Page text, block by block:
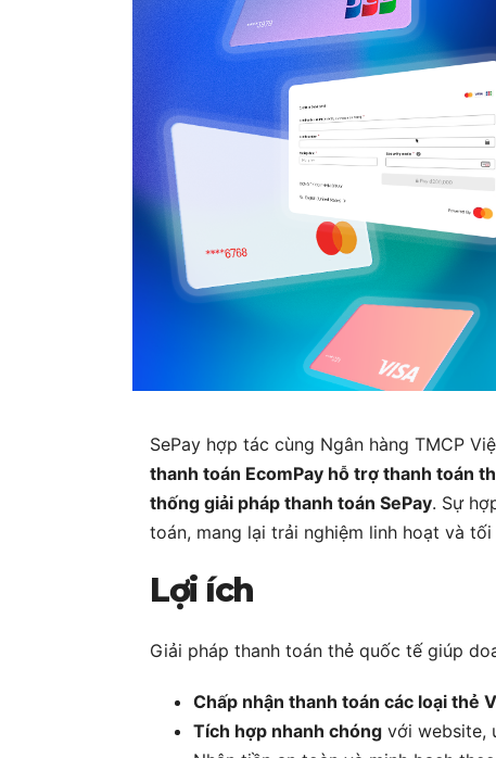
SePay hợp tác cùng Ngân hàng TMCP
thanh toán EcomPay hỗ trợ thanh toán
thống giải pháp thanh toán SePay. Sự
toán, mang lại trải nghiệm linh hoạt và
Lợi ích
Giải pháp thanh toán thẻ quốc tế giúp
Chấp nhận thanh toán các loại thẻ
Tích hợp nhanh chóng với website,